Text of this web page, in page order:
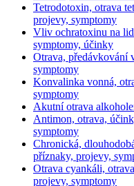
Tetrodotoxin, otrava
projevy, symptomy
Vliv ochratoxinu na
symptomy, účinky
Otrava, předávkování
symptomy
Konvalinka vonná,
symptomy
Akutní otrava
Antimon, otrava,
symptomy
Chronická,
příznaky, projevy,
Otrava cyankáli,
projevy, symptomy